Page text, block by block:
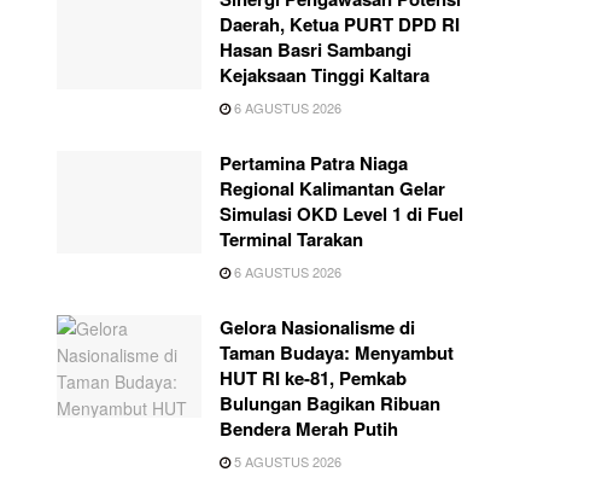
Daerah, Ketua PURT DPD RI
Hasan Basri Sambangi
Kejaksaan Tinggi Kaltara
6 AGUSTUS 2026
Pertamina Patra Niaga
Regional Kalimantan Gelar
Simulasi OKD Level 1 di Fuel
Terminal Tarakan
6 AGUSTUS 2026
Gelora Nasionalisme di
Taman Budaya: Menyambut
HUT RI ke-81, Pemkab
Bulungan Bagikan Ribuan
Bendera Merah Putih
5 AGUSTUS 2026